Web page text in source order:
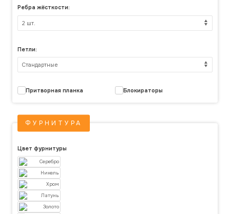
Ребра жёсткости:
Петли:
Притворная планка Блокираторы
ФУРНИТУРА
Цвет фурнитуры
Серебро
Никель
Хром
Латунь
Золото